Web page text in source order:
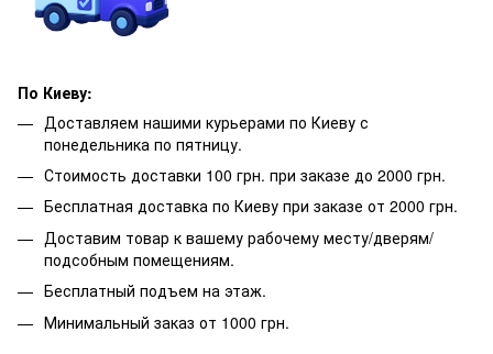
По Киеву:
Доставляем нашими курьерами по Киеву с
понедельника по пятницу.
Стоимость доставки 100 грн. при заказе до 2000 грн.
Бесплатная доставка по Киеву при заказе от 2000 грн.
Доставим товар к вашему рабочему месту/дверям/
подсобным помещениям.
Бесплатный подъем на этаж.
Минимальный заказ от 1000 грн.